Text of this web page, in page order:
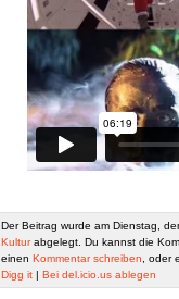
Der Beitrag wurde am Dienstag,
Kulturabgelegt. Du kannst die
einen Kommentar schreiben , oder
Digg it | Bei del.icio.us ablegen